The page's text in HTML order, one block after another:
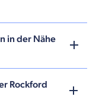
in der Nähe
Rockford